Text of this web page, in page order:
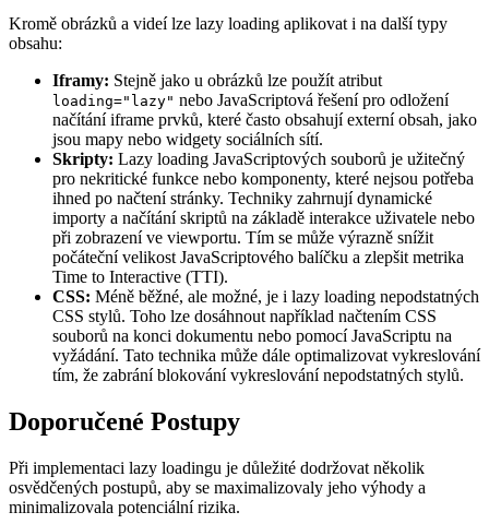
Kromě obrázků a videí lze lazy loading aplikovat i na další typy
obsahu:
Iframy: Stejně jako u obrázků lze použít atribut
loading="lazy" nebo JavaScriptová řešení pro odložení
načítání iframe prvků, které často obsahují externí obsah, jako
jsou mapy nebo widgety sociálních sítí.
Skripty: Lazy loading JavaScriptových souborů je užitečný
pro nekritické funkce nebo komponenty, které nejsou potřeba
ihned po načtení stránky. Techniky zahrnují dynamické
importy a načítání skriptů na základě interakce uživatele nebo
při zobrazení ve viewportu. Tím se může výrazně snížit
počáteční velikost JavaScriptového balíčku a zlepšit metrika
Time to Interactive (TTI).
CSS: Méně běžné, ale možné, je i lazy loading nepodstatných
CSS stylů. Toho lze dosáhnout například načtením CSS
souborů na konci dokumentu nebo pomocí JavaScriptu na
vyžádání. Tato technika může dále optimalizovat vykreslování
tím, že zabrání blokování vykreslování nepodstatných stylů.
Doporučené Postupy
Při implementaci lazy loadingu je důležité dodržovat několik
osvědčených postupů, aby se maximalizovaly jeho výhody a
minimalizovala potenciální rizika.